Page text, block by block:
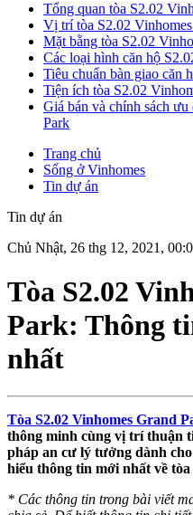
Tổng quan tòa S2.02
Vị trí tòa S2.02
Mặt bằng tòa S2.02
Các loại hình căn hộ
Tiêu chuẩn bàn giao căn
Tiện ích tòa S2.02
Giá bán và chính sách
Park
Trang chủ
Sống ở Vinhomes
Tin dự án
Tin dự án
Chủ Nhật, 26 thg 12, 2021,
Tòa S2.02
Park: Thông
nhất
Tòa S2.02 Vinhomes Grand
thông minh cùng vị trí thuận
pháp an cư lý tưởng dành
hiểu thông tin mới nhất về
* Các thông tin trong bài viết